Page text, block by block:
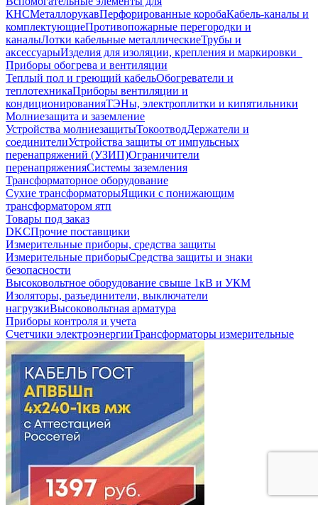
КНСМеталлорукавПерфорированные коробаКабель-каналы и
комплектующиеПротивопожарные перегородки и
каналыЛотки кабельные металлическиеТрубы и
аксессуарыИзделия для изоляции, крепления и маркировки
Приборы обогрева и вентиляции
Теплый пол и греющий кабельОбогреватели и
теплотехникаПриборы вентиляции и
кондиционированияТЭНы, электроплитки и кипятильники
Молниезащита и заземление
Устройства молниезащитыТокоотводДержатели и
соединителиУстройства защиты от импульсных
перенапряжений (УЗИП)Ограничители
перенапряженияСистемы заземления
Трансформаторное оборудование
Сухие трансформаторыЯщики с понижающим
трансформатором ятп
Товары под заказ
DKCПрочие поставщики
Измерительные приборы, средства защиты
Измерительные приборыСредства защиты и знаки
безопасности
Высоковольтное оборудование свыше 1кВ и УКМ
Изоляторы, разъединители, выключатели
нагрузкиВысоковольтная арматура
Приборы контроля и учета
Счетчики электроэнергииТрансформаторы измерительные